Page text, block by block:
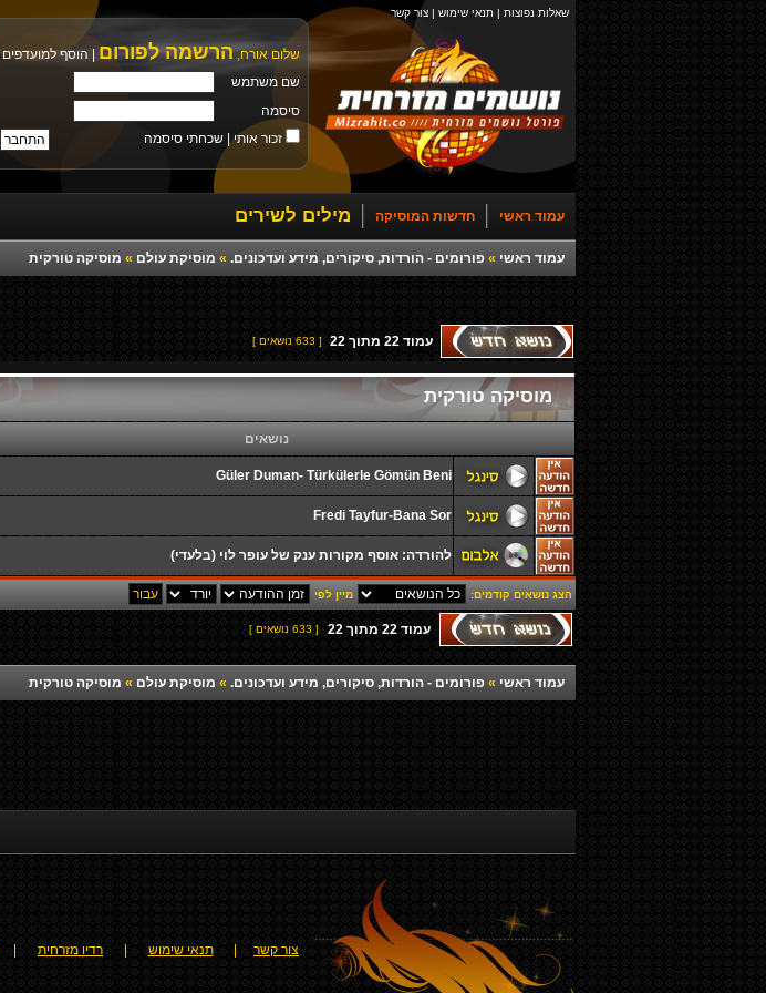
שאלות נפוצות | תנאי שימוש | צור קשר
שלום אורח, הרשמה לפורום
הוסף למועדפים
שם משתמש
סיסמה
זכור אותי |שכחתי סיסמה
עמוד ראשי חדשות המוסיקה מילים לשירים
עמוד ראשי » פורומים - הורדות, סיקורים, מידע ועדכונים. » מוסיקת עולם » מוסיקה טורקית
עמוד 22מתוך 22 [ 633 נושאים ]
מוסיקה טורקית
נושאים
Güler Duman- Türkülerle Gömün Beni
Fredi Tayfur-Bana Sor
להורדה: אוסף מקורות ענק של עופר לוי (בלעדי)
הצג נושאים קודמים: מיין לפי
עמוד 22 מתוך 22 [ 633 נושאים ]
עמוד ראשי » פורומים - הורדות, סיקורים, מידע ועדכונים. » מוסיקת עולם » מוסיקה טורקית
צור קשר תנאי שימוש רדיו מזרחית